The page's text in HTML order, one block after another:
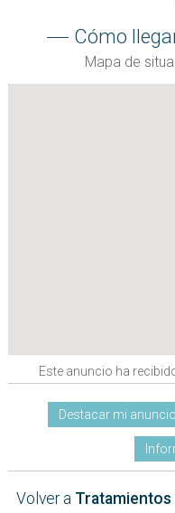
Cómo
Mapa de
Este anuncio ha
Destacar mi anuncio
Volver a Tratamientos